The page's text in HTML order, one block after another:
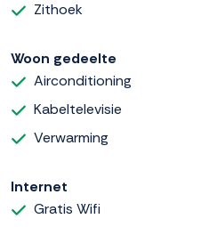
Zithoek
Woon gedeelte
Airconditioning
Kabeltelevisie
Verwarming
Internet
Gratis Wifi